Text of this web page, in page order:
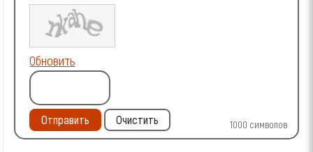
1000 символов
Обновить
Отправить Очистить